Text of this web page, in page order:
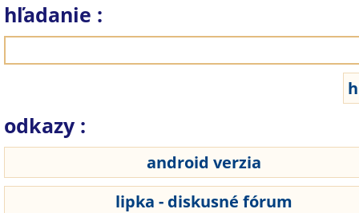
hľadanie :
odkazy :
android verzia
lipka - diskusné fórum